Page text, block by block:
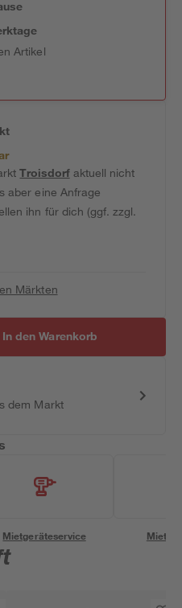
Artikel
Troisdorfaktuell nicht
aber eine Anfrage
ihn für dich (ggf. zzgl.
Märkten
In den Warenkorb
dem Markt
Mietgeräteservice